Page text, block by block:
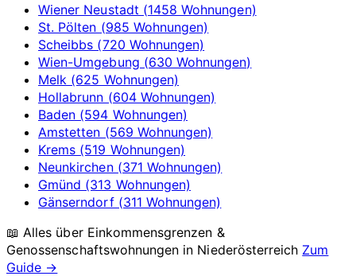
Wiener Neustadt (1458 Wohnungen)
St. Pölten (985 Wohnungen)
Scheibbs (720 Wohnungen)
Wien-Umgebung (630 Wohnungen)
Melk (625 Wohnungen)
Hollabrunn (604 Wohnungen)
Baden (594 Wohnungen)
Amstetten (569 Wohnungen)
Krems (519 Wohnungen)
Neunkirchen (371 Wohnungen)
Gmünd (313 Wohnungen)
Gänserndorf (311 Wohnungen)
📖 Alles über Einkommensgrenzen &
Genossenschaftswohnungen in Niederösterreich Zum
Guide →